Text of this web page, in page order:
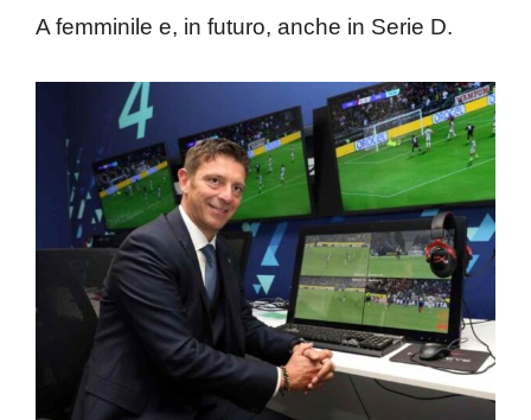
A femminile e, in futuro, anche in Serie D.